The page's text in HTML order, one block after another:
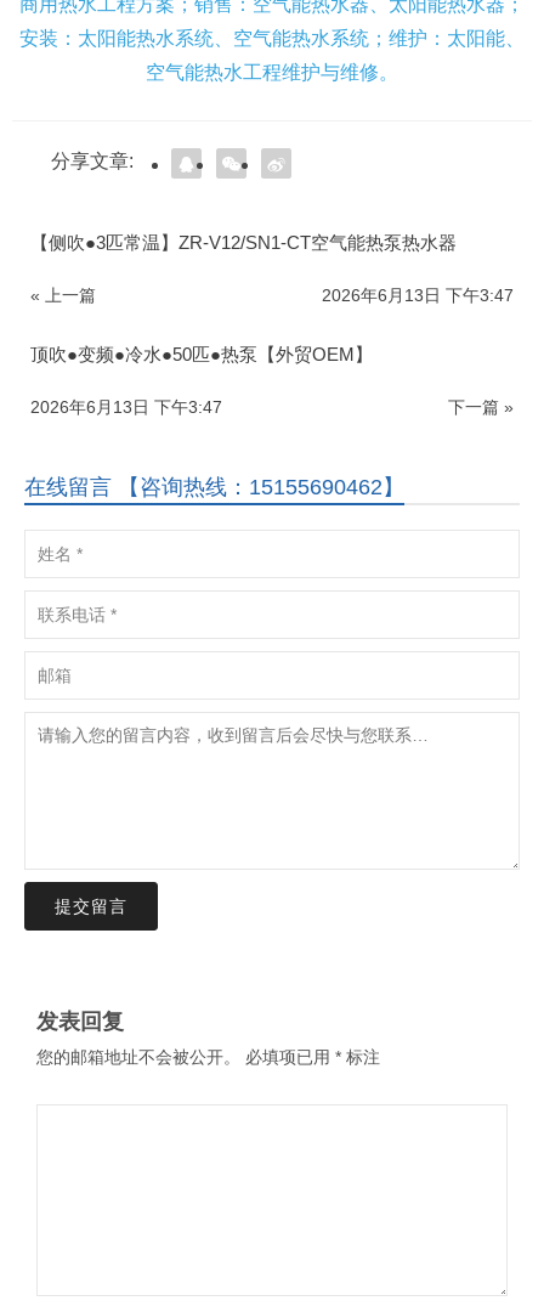
安装：太阳能热水系统、空气能热水系统；维护：太阳能、
空气能热水工程维护与维修。
分享文章:
【侧吹●3匹常温】ZR-V12/SN1-CT空气能热泵热水器
« 上一篇 2026年6月13日 下午3:47
顶吹●变频●冷水●50匹●热泵【外贸OEM】
下一篇 »
2026年6月13日 下午3:47
在线留言 【咨询热线：15155690462】
提交留言
发表回复
您的邮箱地址不会被公开。 必填项已用 * 标注